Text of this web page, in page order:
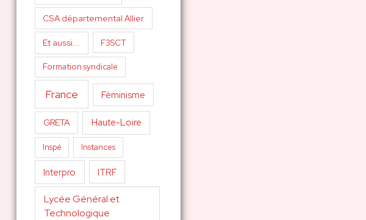
CSA départemental Allier
Et aussi... F3SCT
Formation syndicale
France Féminisme
GRETA Haute-Loire
Inspé Instances
Interpro ITRF
Lycée Général et
Technologique